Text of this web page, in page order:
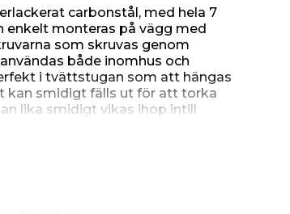
carbonstål, med hela 7
monteras på vägg med
som skruvas genom
både inomhus och
i tvättstugan som att hängas
kan smidigt fälls ut för att torka
lika smidigt vikas ihop intill
hela sju meter, och infällt har det
Torkstativet klarar en maximal